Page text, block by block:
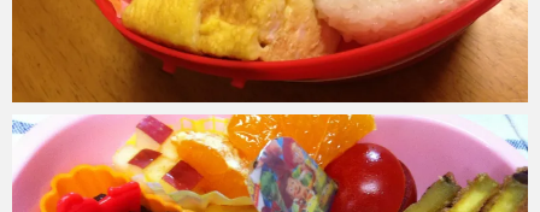
azuki 2017年6月6日